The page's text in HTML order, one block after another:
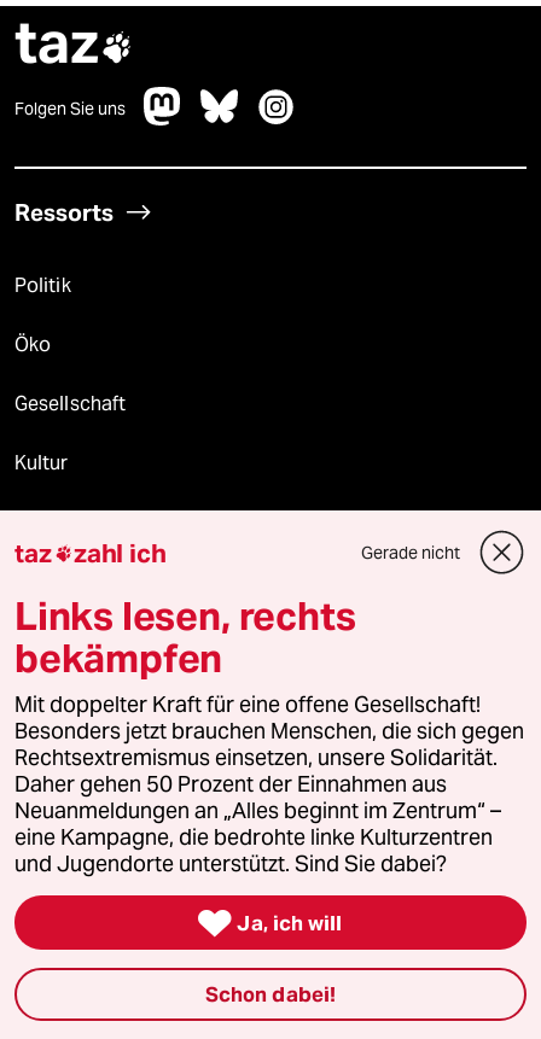
taz
Folgen Sie uns
Ressorts
Politik
Öko
Gesellschaft
Kultur
Nord
Wahrheit
Themen
Niedrigwasser
Rente
Landtagswahl in Sachsen-Anhalt
taz zahl ich Gerade nicht
Links lesen, rechts
bekämpfen
Mit doppelter Kraft für eine offene Gesellschaft!
Besonders jetzt brauchen Menschen, die sich gegen
Rechtsextremismus einsetzen, unsere Solidarität.
Daher gehen 50 Prozent der Einnahmen aus
Neuanmeldungen an „Alles beginnt im Zentrum“ –
eine Kampagne, die bedrohte linke Kulturzentren
und Jugendorte unterstützt. Sind Sie dabei?
 Ja, ich will
Schon dabei!